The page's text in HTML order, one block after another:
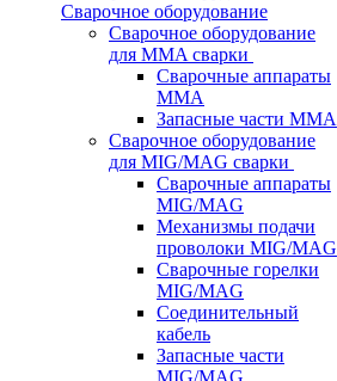
Сварочное оборудование
Сварочное оборудование
для MMA сварки
Сварочные аппараты
MMA
Запасные части MMA
Сварочное оборудование
для MIG/MAG сварки
Сварочные аппараты
MIG/MAG
Механизмы подачи
проволоки MIG/MAG
Сварочные горелки
MIG/MAG
Соединительный
кабель
Запасные части
MIG/MAG